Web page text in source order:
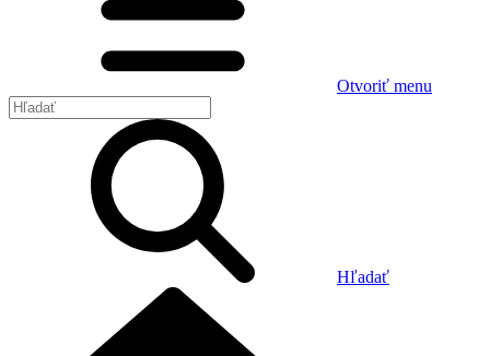
Otvoriť menu
Hľadať